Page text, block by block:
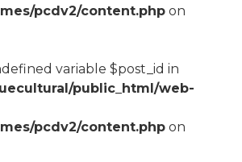
pcdv2/content.phpon
variable $post_id in
public_html/web-
pcdv2/content.phpon